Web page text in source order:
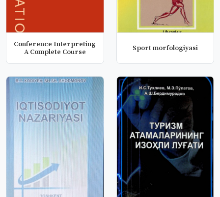
Conference Interpreting
A Complete Course
Sport morfologiyasi